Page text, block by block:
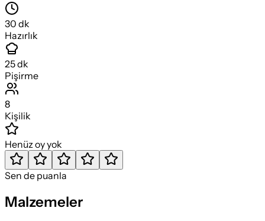
30 dk
Hazırlık
25dk
Pişirme
8
Kişilik
Henüz oy yok
Sen de puanla
Malzemeler